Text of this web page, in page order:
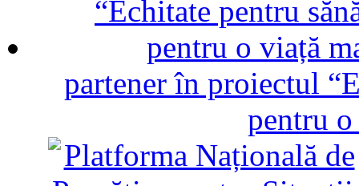
partener în proiectul
pentru